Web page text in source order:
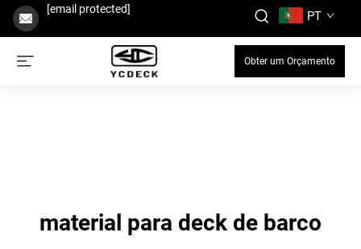
[email protected] PT
Obter um Orçamento
material para deck de barco